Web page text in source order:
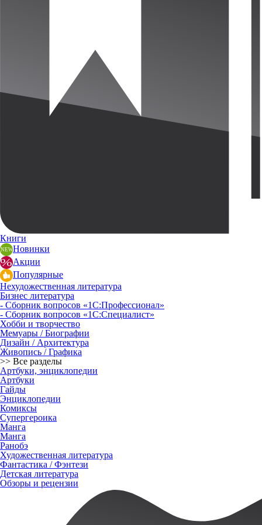
Книги
Новинки
Акции
Популярные
Нехудожественная литература
Бизнес литература
- Сборник вопросов «1С:Профессионал»
- Сборник вопросов «1С:Специалист»
Хобби и творчество
Мемуары / Биографии
Дизайн / Архитектура
Живопись / Графика
>> Все разделы
Артбуки, энциклопедии
Артбуки
Гайды
Энциклопедии
Комиксы
Супергероика
Манга
Манга
Ранобэ
Художественная литература
Фантастика / Фэнтези
Детская литература
Обзоры и рецензии